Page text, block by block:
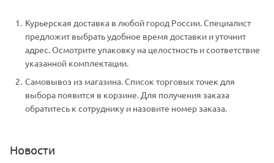
Курьерская доставка в любой город России. Специалист
предложит выбрать удобное время доставки и уточнит
адрес. Осмотрите упаковку на целостность и соответствие
указанной комплектации.
Самовывоз из магазина. Список торговых точек для
выбора появится в корзине. Для получения заказа
обратитесь к сотруднику и назовите номер заказа.
Новости